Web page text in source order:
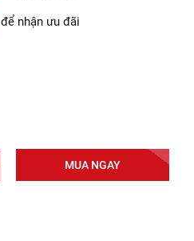
để nhận ưu đãi
MUA NGAY